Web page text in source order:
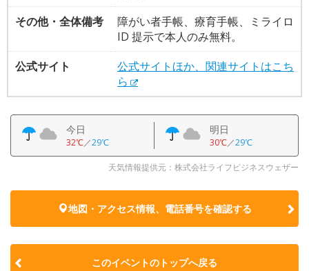
その他・全体備考
障がい者手帳、療育手帳、ミライロ
ID 提示で本人のみ無料。
公式サイト
公式サイトほか、関連サイトはこち
ら
今日
32℃／29℃
明日
30℃／29℃
天気情報提供元：株式会社ライフビジネスウェザー
地図・アクセス情報、電話番号を確認する
このイベントのトップへ戻る